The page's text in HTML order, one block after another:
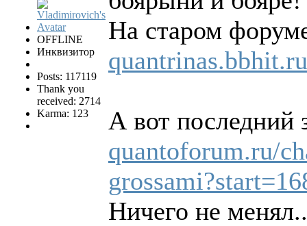
OFFLINE
Инквизитор
Posts: 117119
Thank you
received: 2714
Karma: 123
На старом
А вот последний
quantoforum.ru/
Ничего не